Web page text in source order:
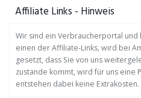
Affiliate Links - Hinweis
Wir sind ein Verbraucherportal und
einen der Affiliate-Links, wird bei
gesetzt, dass Sie von uns
zustande kommt, wird für uns eine
entstehen dabei keine Extrakosten.